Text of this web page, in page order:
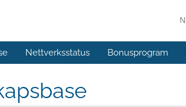
Nettverksstatus Bonusprogram